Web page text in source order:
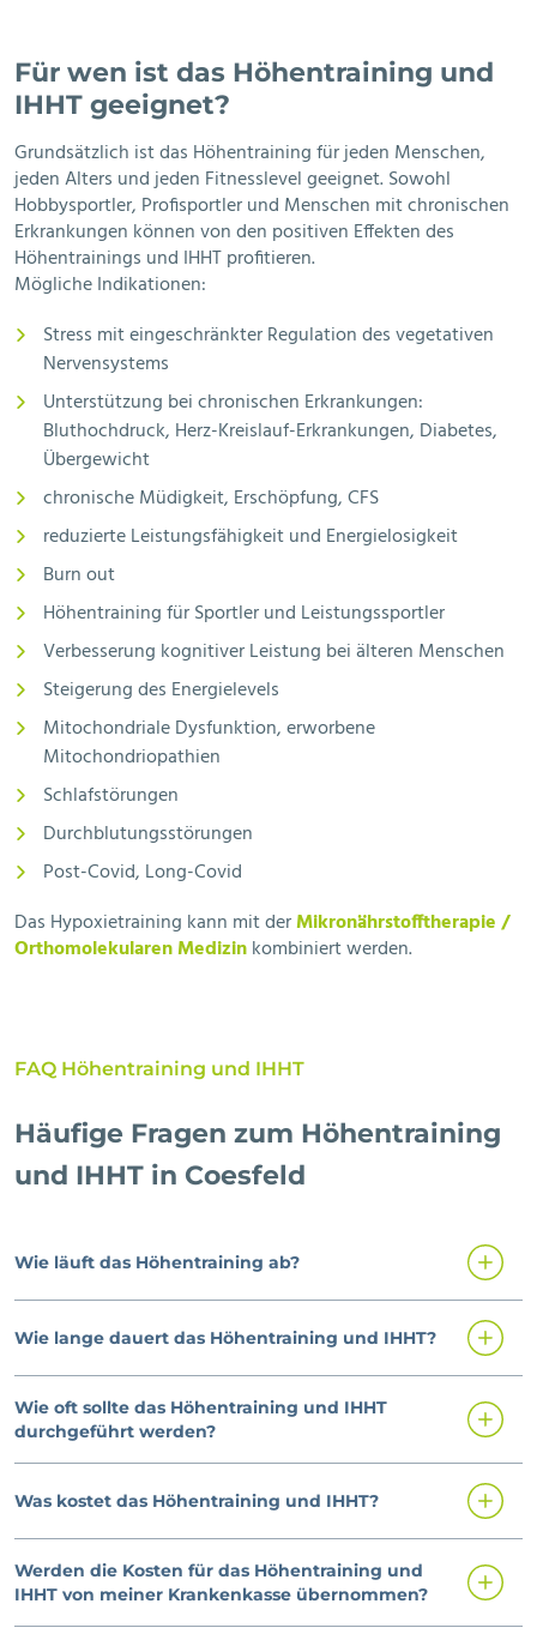
Für wen ist das Höhentraining und
IHHT geeignet?
Grundsätzlich ist das Höhentraining für jeden Menschen,
jeden Alters und jeden Fitnesslevel geeignet. Sowohl
Hobbysportler, Profisportler und Menschen mit chronischen
Erkrankungen können von den positiven Effekten des
Höhentrainings und IHHT profitieren.
Mögliche Indikationen:
Stress mit eingeschränkter Regulation des vegetativen
Nervensystems
Unterstützung bei chronischen Erkrankungen:
Bluthochdruck, Herz-Kreislauf-Erkrankungen, Diabetes,
Übergewicht
chronische Müdigkeit, Erschöpfung, CFS
reduzierte Leistungsfähigkeit und Energielosigkeit
Burn out
Höhentraining für Sportler und Leistungssportler
Verbesserung kognitiver Leistung bei älteren Menschen
Steigerung des Energielevels
Mitochondriale Dysfunktion, erworbene
Mitochondriopathien
Schlafstörungen
Durchblutungsstörungen
Post-Covid, Long-Covid
Das Hypoxietraining kann mit derMikronährstofftherapie /
Orthomolekularen Medizinkombiniert werden.
FAQ Höhentraining und IHHT
Häufige Fragen zum Höhentraining
und IHHT in Coesfeld
Wie läuft das Höhentraining ab?
Wie lange dauert das Höhentraining und IHHT?
Wie oft sollte das Höhentraining und IHHT
durchgeführt werden?
Was kostet das Höhentraining und IHHT?
Werden die Kosten für das Höhentraining und
IHHT von meiner Krankenkasse übernommen?